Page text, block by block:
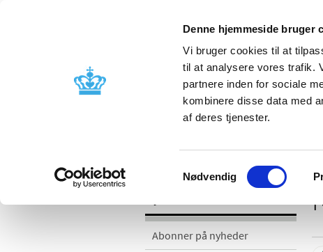
Denne hjemmeside bruger
Vi bruger cookies til at
til at analysere vores trafik.
partnere inden for sociale
kombinere disse data med
af deres tjenester.
Samtykkevalg
Nødvendig
Godkendelse og
Bivirkninger og
Abonner på nyheder